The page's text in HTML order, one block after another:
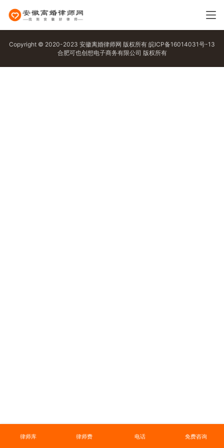
Copyright © 2020-2023 安徽离婚律师网 版权所有 皖ICP备16014031号-13
合肥可也创想电子商务有限公司 版权所有
律师库 律师费 电话 免费咨询